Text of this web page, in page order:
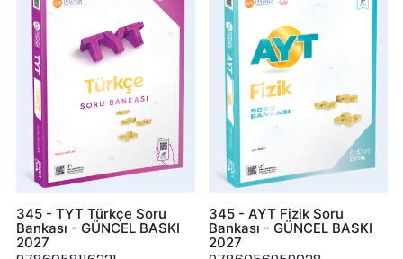
345 - TYT Türkçe Soru
Bankası - GÜNCEL BASKI
2027
345 - AYT Fizik Soru
Bankası - GÜNCEL BASKI
2027